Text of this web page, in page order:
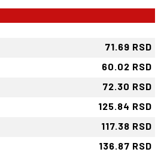
71.69 RSD
60.02 RSD
72.30 RSD
125.84 RSD
117.38 RSD
136.87 RSD